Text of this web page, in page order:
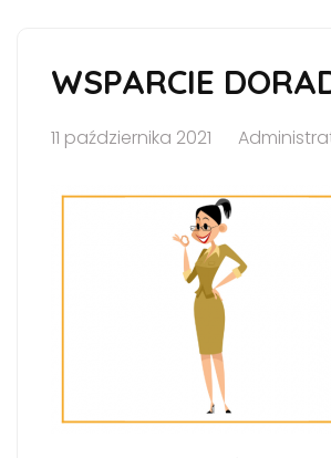
WSPARCIE
11 października 2021